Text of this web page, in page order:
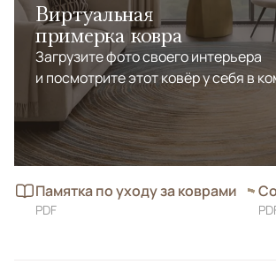
Виртуальная
примерка ковра
Загрузите фото своего интерьера
и посмотрите этот ковёр у себя в
Памятка по уходу за коврами
PDF